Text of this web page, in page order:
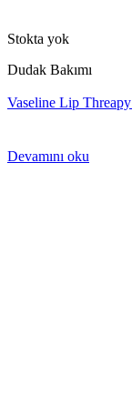
Stokta yok
Dudak Bakımı
Vaseline Lip
Devamını oku